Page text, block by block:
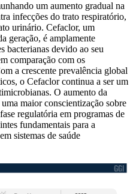
um aumento gradual na
infecções do trato respiratório,
urinário. Cefaclor, um
geração, é amplamente
bacterianas devido ao seu
comparação com os
a crescente prevalência global
o Cefaclor continua a ser um
O aumento da
maior conscientização sobre
regulatória em programas de
fundamentais para a
sistemas de saúde